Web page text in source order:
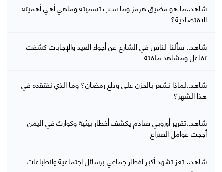
شاهد..ما هو مضيق هرمز وما سبب تسميته وماهي أهي أهميته
الاقتصادية؟
شاهد.. سألنا الناس في الشارع عن أجواء العيد والإجابات كشفت
تفاعل ومشاهد ملفتة
شاهد..لماذا نشعر بالحزن على وداع رمضان؟ وما الذي نفتقده في
هذا الشهر؟
شاهد..تقرير أوروبي صادم يكشف أخطار بيئية وكوارث في اليمن
أججت عوامل الصراع
شاهد.. تعز تشهد أكبر افطار جماعي برسائل اجتماعية وانطباعات